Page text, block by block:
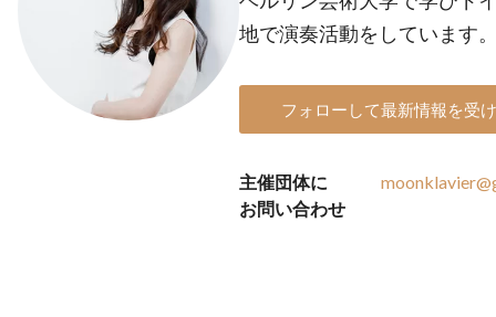
地で演奏活動をしています
フォローして最新情報を受
主催団体に
お問い合わせ